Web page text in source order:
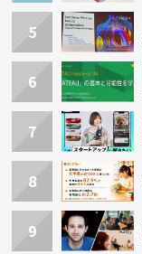
5
6
7
8
9